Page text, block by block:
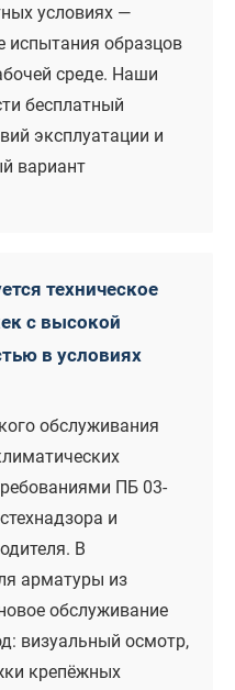
условиях —
испытания образцов
среде. Наши
бесплатный
эксплуатации и
вариант
техническое
с высокой
в условиях
обслуживания
ПБ 03-
и
В
арматуры из
обслуживание
визуальный осмотр,
крепёжных